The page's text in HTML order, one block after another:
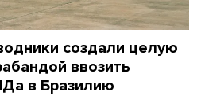
создали целую
ввозить
в Бразилию